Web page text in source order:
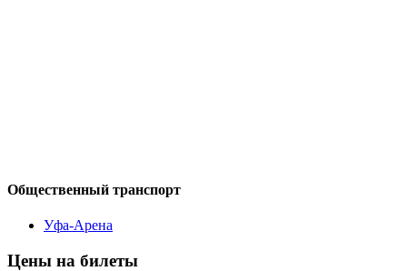
Общественный транспорт
Уфа-Арена
Цены на билеты